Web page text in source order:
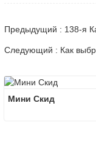
Мини Скид